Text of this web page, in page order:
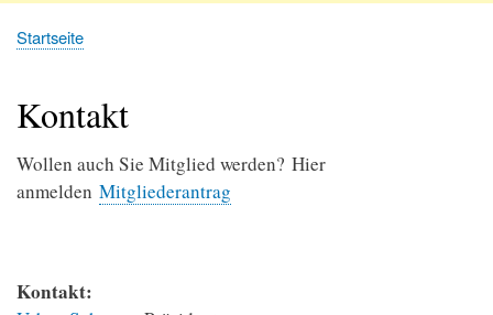
Startseite
Verein
Aktuell
Fakten
Archiv
Kontakt
Pfadnavigation
Startseite
Kontakt
Wollen auch Sie Mitglied werden? Hier
anmelden Mitgliederantrag
Kontakt: